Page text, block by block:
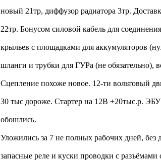
новый 21тр, диффузор радиатора 3тр.
22тр. Бонусом силовой кабель для
крыльев с площадками для аккумуляторов
шланги и трубки для ГУРа (не обязательно),
Сцепление похоже новое. 12-ти вольтовый
30 тыс дороже. Стартер на 12В +20тыс.р.
обошлись.
Уложились за 7 не полных рабочих дней, без
запасные реле и куски проводки с